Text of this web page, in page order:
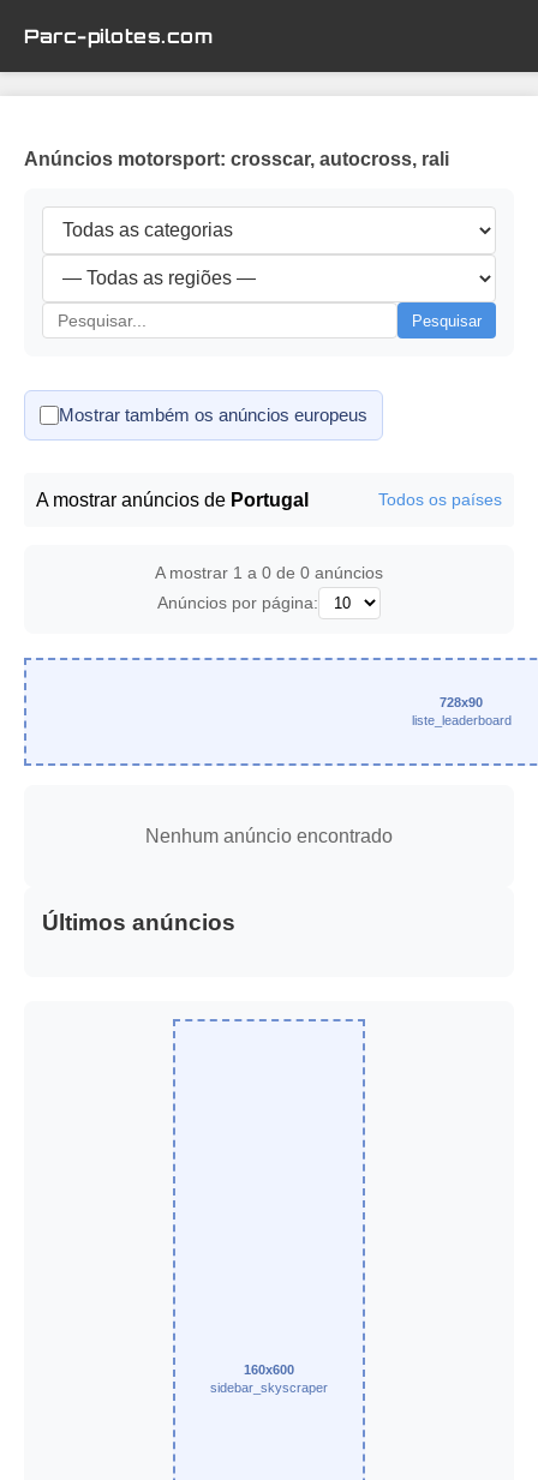
Parc-pilotes.com
Anúncios motorsport: crosscar, autocross, rali
Pesquisar
Mostrar também os anúncios europeus
A mostrar anúncios de Portugal Todos os países
A mostrar 1 a 0 de 0 anúncios
Anúncios por página:
728x90
liste_leaderboard
Nenhum anúncio encontrado
Últimos anúncios
160x600
sidebar_skyscraper